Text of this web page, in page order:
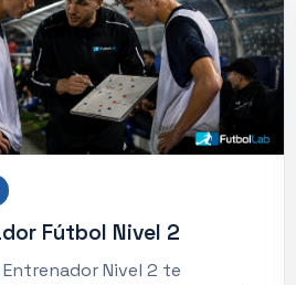
Fútbol Nivel 2
Nivel 2 te